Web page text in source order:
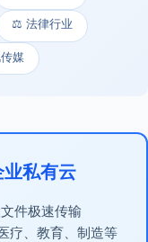
⚖️ 法律行业
媒
私有云
件极速传输
疗、教育、制造等